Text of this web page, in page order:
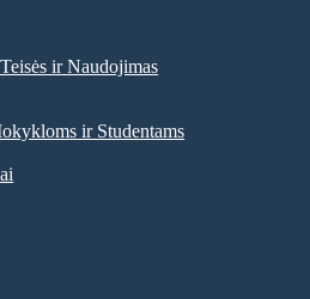
ir Naudojimas
ir Studentams